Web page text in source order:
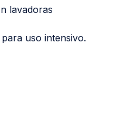
lavadoras
uso intensivo.